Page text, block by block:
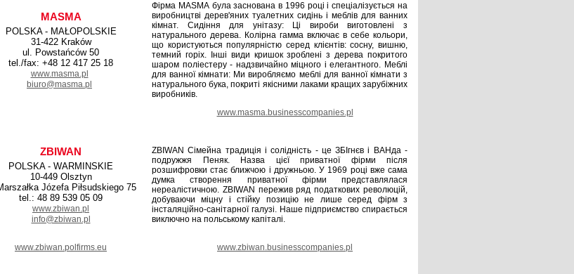
MASMA
POLSKA - MAŁOPOLSKIE
31-422 Kraków
ul. Powstańców 50
tel./fax: +48 12 417 25 18
www.masma.pl
biuro@masma.pl
Фірма MASMА була заснована в 1996 році і спеціалізується на
виробництві дерев'яних туалетних сидінь і меблів для ванних
кімнат. Сидіння для унітазу: Ці вироби виготовлені з
натурального дерева. Колірна гамма включає в себе кольори,
що користуються популярністю серед клієнтів: сосну, вишню,
темний горіх. Інші види кришок зроблені з дерева покритого
шаром поліестеру - надзвичайно міцного і елегантного. Меблі
для ванної кімнати: Ми виробляємо меблі для ванної кімнати з
натурального бука, покриті якісними лаками кращих зарубіжних
виробників.
www.masma.businesscompanies.pl
ZBIWAN
POLSKA - WARMINSKIE
10-449 Olsztyn
Józefa Piłsudskiego 75
tel.: 48 89 539 05 09
www.zbiwan.pl
info@zbiwan.pl
ZBIWAN Сімейна традиція і солідність - це ЗБІгнєв і ВАНда -
подружжя Пеняк. Назва цієї приватної фірми після
розшифровки стає ближчою і дружньою. У 1969 році вже сама
думка створення приватної фірми представлялася
нереалістичною. ZBIWAN пережив ряд податкових революцій,
добуваючи міцну і стійку позицію не лише серед фірм з
інсталяційно-санітарної галузі. Наше підприємство спирається
виключно на польському капіталі.
www.zbiwan.polfirms.eu www.zbiwan.businesscompanies.pl